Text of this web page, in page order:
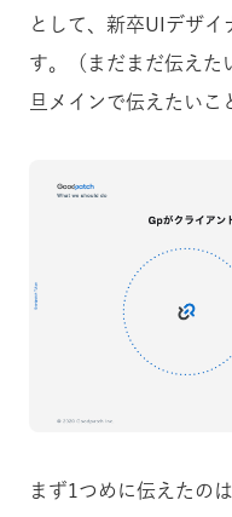
として、新卒UIデザイ
す。（まだまだ伝えた
旦メインで伝えたいこ
まず1つめに伝えたの